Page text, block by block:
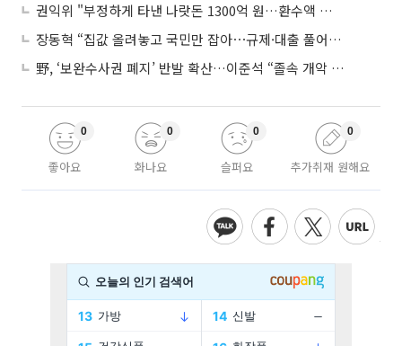
권익위 "부정하게 타낸 나랏돈 1300억 원…환수액 역대 최대"
장동혁 “집값 올려놓고 국민만 잡아⋯규제·대출 풀어야”
野, ‘보완수사권 폐지’ 반발 확산…이준석 “졸속 개악 입법”
좋아요
0
화나요
0
슬퍼요
0
추가취재 원해요
0